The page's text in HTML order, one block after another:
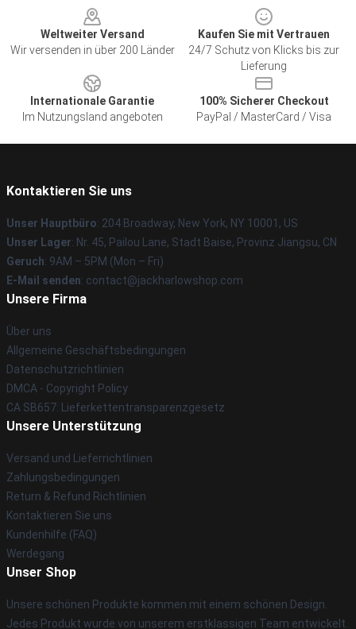
Weltweiter Versand
Wir versenden in über 200 Länder
Kaufen Sie mit Vertrauen
24/7 Schutz von Klicks bis zur
Lieferung
Internationale Garantie
Im Nutzungsland angeboten
100% Sicherer Checkout
PayPal / MasterCard / Visa
Kontaktieren Sie uns
Unser Hauptbüro: 204 Broadway, New York, NY 10001, US
Unser Lager: Nr. 45, Pailou Lane, Stadt Baise, Provinz Jiangsu, CN
Geruch: 9AM – 5PM (Mon – Fri)
E-Mail senden: contact@jackharlowshop.com
Unsere Firma
Über uns
Allgemeine Geschäftsbedingungen
Datenschutzrichtlinien
DMCA - Copyright Policy
CA SB657: Lieferkettentransparenzgesetz
Unsere Unterstützung
Versand und Lieferrichtlinien
Zahlungsbedingungen
Return & Refund Richtlinien
Kontaktieren Sie uns
Kundenhilfe (FAQ)
Werdegang
Unser Shop
Unsere schönen Produkte kommen mit einem schönen Design.
Jedes Produkt wurde von unserem erstklassigen Team entwickelt.